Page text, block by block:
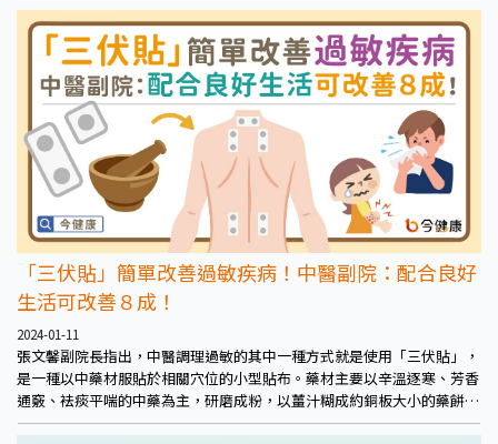
「三伏貼」簡單改善過敏疾病！中醫副院：配合良好
生活可改善８成！
2024-01-11
張文馨副院長指出，中醫調理過敏的其中一種方式就是使用「三伏貼」，
是一種以中藥材服貼於相關穴位的小型貼布。藥材主要以辛溫逐寒、芳香
通竅、袪痰平喘的中藥為主，研磨成粉，以薑汁糊成約銅板大小的藥餅。
中藥材可如細辛、辛夷、白芥子、桂枝等，也視各體質不同調配，例如澄